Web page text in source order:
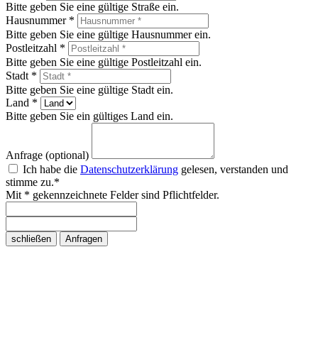
Bitte geben Sie eine gültige Straße ein.
Hausnummer *
Bitte geben Sie eine gültige Hausnummer ein.
Postleitzahl *
Bitte geben Sie eine gültige Postleitzahl ein.
Stadt *
Bitte geben Sie eine gültige Stadt ein.
Land *
Bitte geben Sie ein gültiges Land ein.
Anfrage (optional)
Ich habe die Datenschutzerklärung gelesen, verstanden und
stimme zu.*
Mit * gekennzeichnete Felder sind Pflichtfelder.
schließen Anfragen